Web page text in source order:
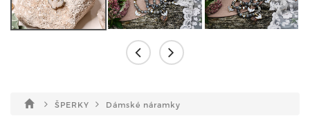
ŠPERKY Dámské náramky